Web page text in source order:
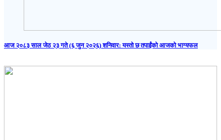
आज २०८३ साल जेठ २३ गते (६ जुन २०२६) शनिवार: यस्तो छ तपाईंको आजको भाग्यफल